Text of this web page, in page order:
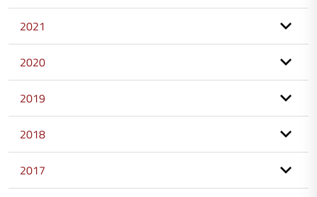
2021
2020
2019
2018
2017